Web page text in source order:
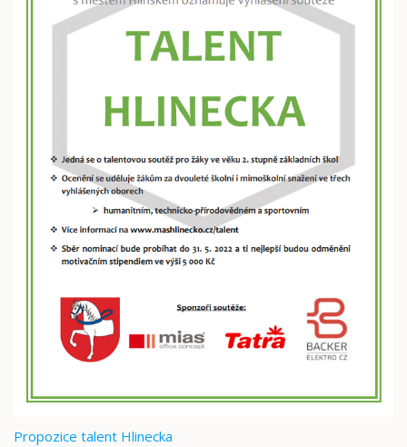
Propozice talent Hlinecka